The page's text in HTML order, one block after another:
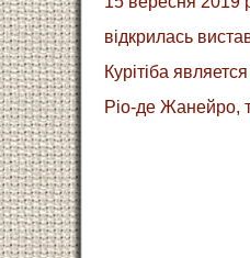
відкрилась
Курітіба
Ріо-де Жанейро,